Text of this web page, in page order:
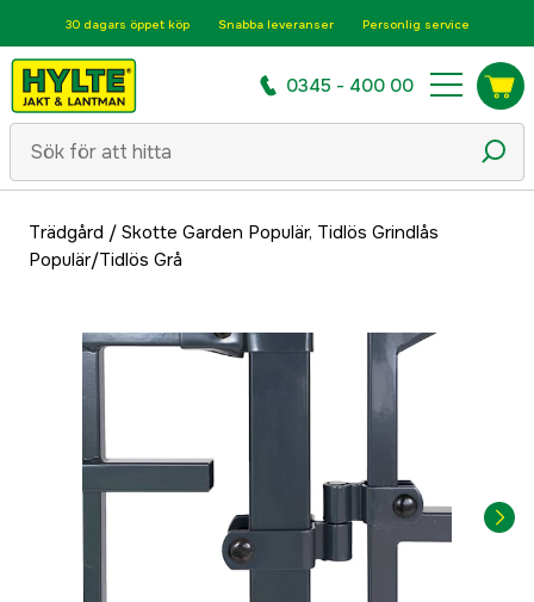
30 dagars öppet köp Snabba leveranser Personlig service
0345 - 400 00
Trädgård / Skotte Garden Populär, Tidlös Grindlås
Populär/Tidlös Grå